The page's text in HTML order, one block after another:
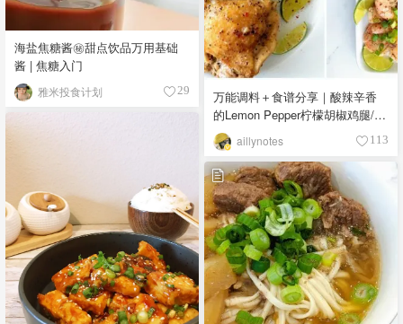
海盐焦糖酱㊙️甜点饮品万用基础
酱 | 焦糖入门
雅米投食计划 29
万能调料＋食谱分享｜酸辣辛香
的Lemon Pepper柠檬胡椒鸡腿/柠
檬胡椒大虾两种配方都好吃！
aillynotes 113